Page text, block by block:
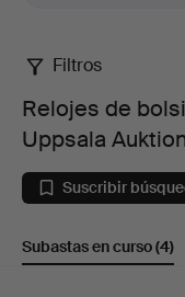
Relojes
de
bolsillo
Filtros
Relojes de
Uppsala
Suscribir
Subastas en curso(4)